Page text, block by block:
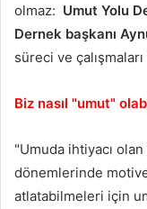
olmaz: Umut Yolu
Dernek başkanı
süreci ve
Biz nasıl "umut"
"Umuda ihtiyacı
dönemlerinde motive
atlatabilmeleri için